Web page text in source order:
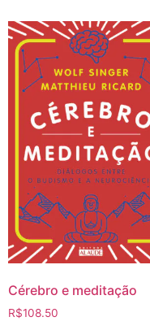
Cérebro e meditação
R$108.50